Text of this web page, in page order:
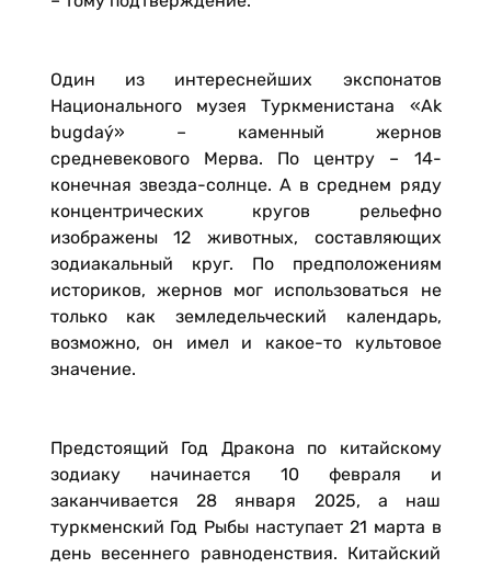
Один из интереснейших экспонатов
Национального музея Туркменистана «Ak
bugdaý» – каменный жернов
средневекового Мерва. По центру – 14-
конечная звезда-солнце. А в среднем ряду
концентрических кругов рельефно
изображены 12 животных, составляющих
зодиакальный круг. По предположениям
историков, жернов мог использоваться не
только как земледельческий календарь,
возможно, он имел и какое-то культовое
значение.
Предстоящий Год Дракона по китайскому
зодиаку начинается 10 февраля и
заканчивается 28 января 2025, а наш
туркменский Год Рыбы наступает 21 марта в
день весеннего равноденствия. Китайский